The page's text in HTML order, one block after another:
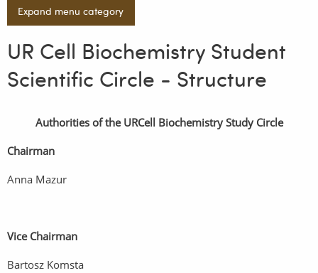
Expand menu category
UR Cell Biochemistry Student
Scientific Circle - Structure
Authorities of the URCell Biochemistry Study Circle
Chairman
Anna Mazur
Vice Chairman
Bartosz Komsta